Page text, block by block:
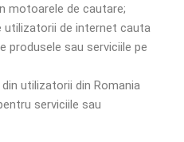
motoarele de cautare;
utilizatorii de internet cauta
produsele sau serviciile pe
utilizatorii din Romania
serviciile sau